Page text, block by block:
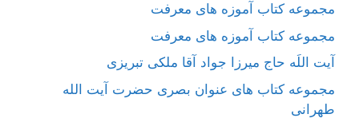
مجموعه کتاب آموزه های معرفت
مجموعه کتاب آموزه های معرفت
آیت اللَه حاج میرزا جواد آقا ملکی تبریزی
مجموعه کتاب های عنوان بصری حضرت آیت الله
طهرانی